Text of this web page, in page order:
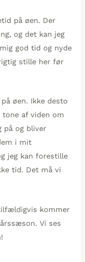
på øen. Der
og det kan jeg
god tid og nyde
stille her før
øen. Ikke desto
tone af viden om
på og bliver
i mit
jeg kan forestille
tid. Det må vi
kommer
Vi ses